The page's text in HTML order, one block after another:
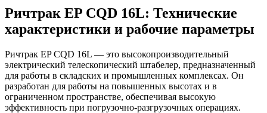
Ричтрак EP CQD 16L: Технические
характеристики и рабочие параметры
Ричтрак EP CQD 16L — это высокопроизводительный
электрический телескопический штабелер, предназначенный
для работы в складских и промышленных комплексах. Он
разработан для работы на повышенных высотах и в
ограниченном пространстве, обеспечивая высокую
эффективность при погрузочно-разгрузочных операциях.